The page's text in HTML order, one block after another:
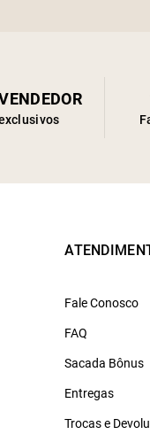
Fale Conosco
FAQ
Sacada Bônus
Entregas
Trocas e